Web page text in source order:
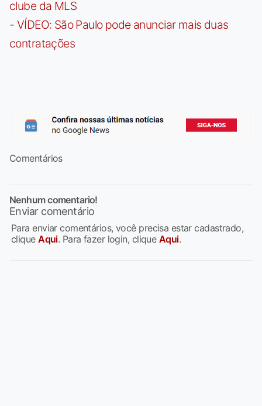
clube da MLS
- VÍDEO: São Paulo pode anunciar mais duas
contratações
Comentários
Nenhum comentario!
Enviar comentário
Para enviar comentários, você precisa estar cadastrado,
cliqueAqui. Para fazer login, clique Aqui.